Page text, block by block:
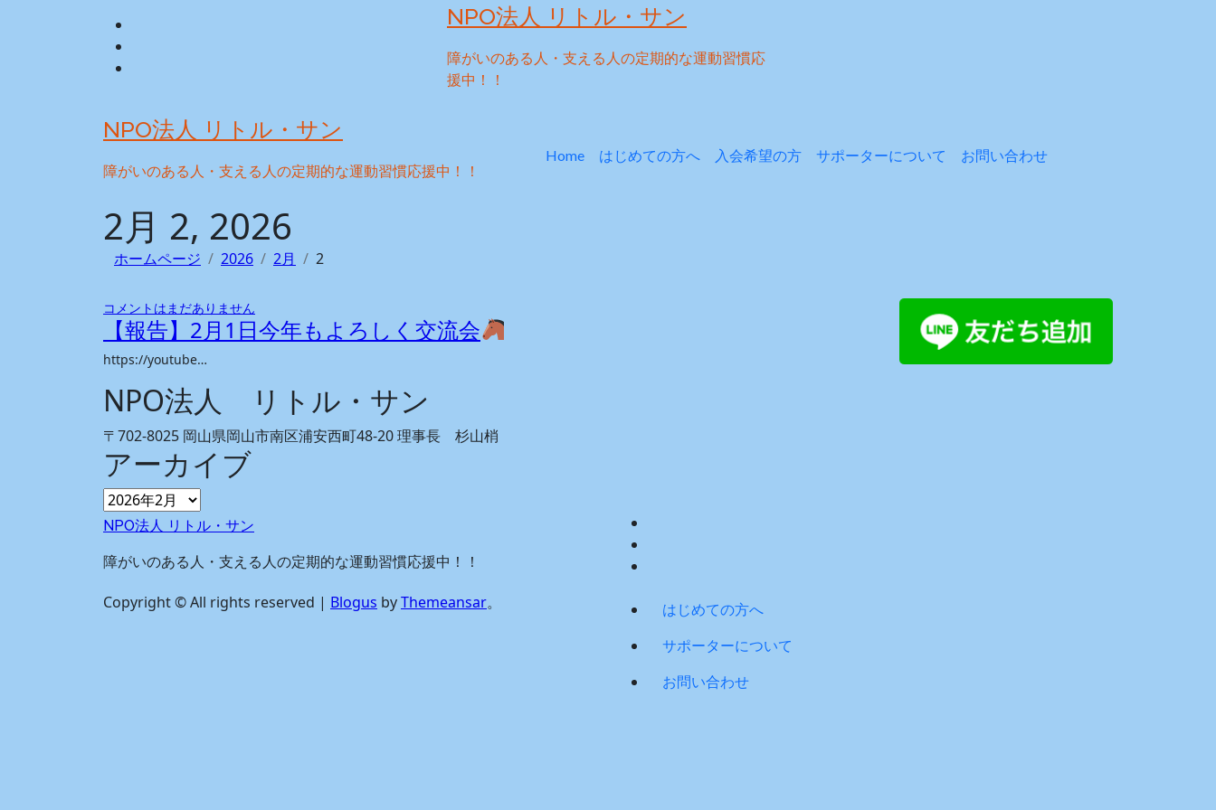
NPO法人 リトル・サン
障がいのある人・支える人の定期的な運動習慣応
援中！！
NPO法人 リトル・サン
障がいのある人・支える人の定期的な運動習慣応援中！！
Home はじめての方へ 入会希望の方 サポーターについて お問い合わせ
2月 2, 2026
ホームページ 2026 2月 2
コメントはまだありません
【報告】2月1日今年もよろしく交流会
https://youtube…
NPO法人 リトル・サン
〒702-8025 岡山県岡山市南区浦安西町48-20 理事長 杉山梢
アーカイブ
ア
ー
イ
NPO法人 リトル・サン
障がいのある人・支える人の定期的な運動習慣応援中！！
Copyright © All rights reserved | Blogus byThemeansar。
はじめての方へ
サポーターについて
お問い合わせ